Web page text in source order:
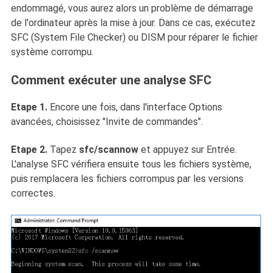
endommagé, vous aurez alors un problème de démarrage
de l'ordinateur après la mise à jour. Dans ce cas, exécutez
SFC (System File Checker) ou DISM pour réparer le fichier
système corrompu.
Comment exécuter une analyse SFC
Etape 1.Encore une fois, dans l'interface Options
avancées, choisissez "Invite de commandes".
Etape 2. Tapez sfc/scannowet appuyez sur Entrée.
L'analyse SFC vérifiera ensuite tous les fichiers système,
puis remplacera les fichiers corrompus par les versions
correctes.